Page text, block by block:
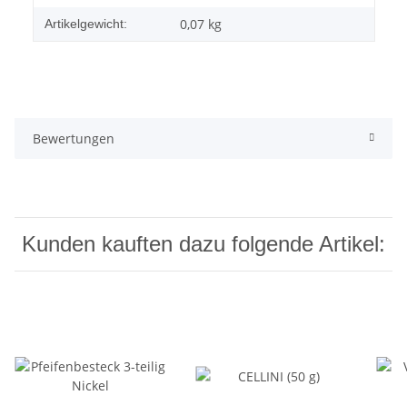
Artikelgewicht: 0,07 kg
Bewertungen
Kunden kauften dazu folgende Artikel: